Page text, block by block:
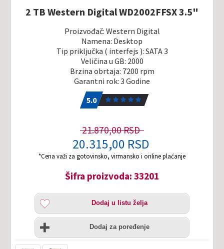
2 TB Western Digital WD2002FFSX 3.5"
Proizvođač: Western Digital
Namena: Desktop
Tip priključka ( interfejs ): SATA 3
Veličina u GB: 2000
Brzina obrtaja: 7200 rpm
Garantni rok: 3 Godine
5.0
21.870,00 RSD
20.315,00 RSD
*Cena važi za gotovinsko, virmansko i online plaćanje
Šifra proizvoda: 33201
Dodaj
listu
želja
Dodaj u listu želja
Uporedi
Dodaj za poređenje